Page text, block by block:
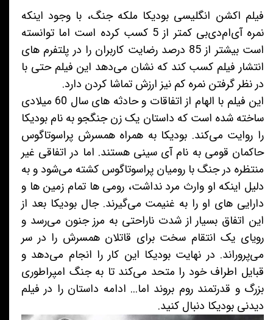
فیلم اکشن انگلیسی بودیکا ملکه جنگ، با وجود اینکه
نمره آی‌ام‌دی‌بی کمتر از 5 کسب کرده است اما توانسته
است بیشتر از 85 درصد رضایت کاربران را در پلتفرم های
انتشار فیلم کسب کند که نشان می‌دهد این فیلم حتی با
در نظر گرفتن نمره کم نیز ارزش تماشا کردن دارد.
این فیلم با الهام از اتفاقات و حادثه های سال 60 میلادی
ساخته شده است که داستان یک زن جنگجو به نام بودیکا
را روایت می‌کند. بودیکا به همراه همسرش پراسوتاگوس
حاکمان قومی به نام آی سینی هستند. اما در اتفاقی غیر
منتظره در جنگ با رومیان پراسوتاگوس کشته می‌شود و به
دلیل اینکه او وارث مرد نداشت، رومی ها تمام زمین ها و
دارایی های او را به غنیمت می‌گیرند. جال بودیکا بعد از
این اتفاق بسیار از شدت ناراحتی به مرز جنون می‌رسد و
رویای یک انتقام سخت برای قاتلان همسرش را در سر
می‌پروراند. در نهایت بودیکا این کار را انجام می‌دهد و
قبایل اطراف خود را متحد می‌کند تا به جنگ امپراطوری
بزرگ و قدرتمند روم بروند اما... ادامه داستان را در فیلم
دیدنی بودیکا دنبال کنید.